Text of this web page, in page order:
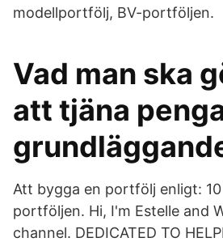
modellportfölj, BV-portföljen.
Vad man ska
att tjäna
Att bygga en portfölj enligt:
portföljen. Hi, I'm Estelle and
channel. DEDICATED TO